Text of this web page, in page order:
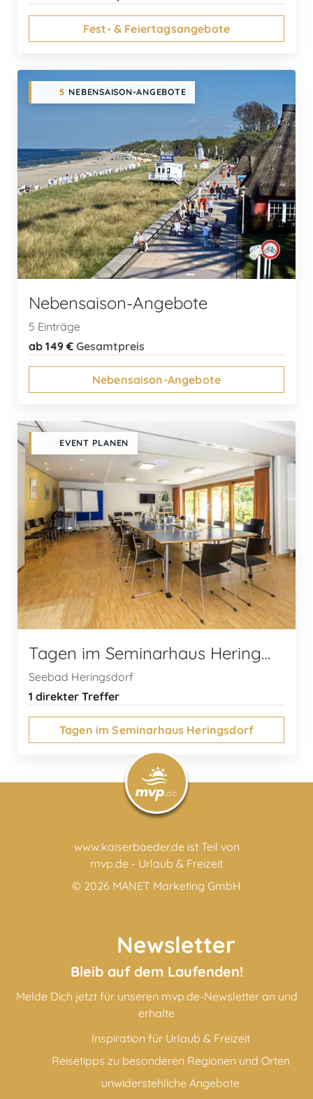
Fest- & Feiertagsangebote
5 NEBENSAISON-ANGEBOTE
Nebensaison-Angebote
5 Einträge
ab 149 € Gesamtpreis
Nebensaison-Angebote
EVENT PLANEN
Tagen im Seminarhaus Heringsdorf
Seebad Heringsdorf
1 direkter Treffer
Tagen im Seminarhaus Heringsdorf
www.kaiserbaeder.de ist Teil von
mvp.de - Urlaub & Freizeit
© 2026 MANET Marketing GmbH
Newsletter
Bleib auf dem Laufenden!
Melde Dich jetzt für unseren mvp.de-Newsletter an und
erhalte
Inspiration für Urlaub & Freizeit
Reisetipps zu besonderen Regionen und Orten
unwiderstehliche Angebote